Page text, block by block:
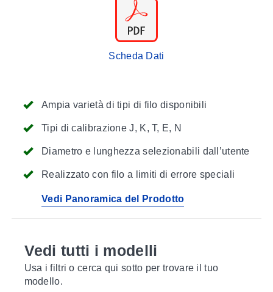
Ampia varietà di tipi di filo disponibili
Tipi di calibrazione J, K, T, E, N
Diametro e lunghezza selezionabili dall’utente
Realizzato con filo a limiti di errore speciali
Vedi Panoramica del Prodotto
Scheda Dati
Vedi tutti i modelli
Usa i filtri o cerca qui sotto per trovare il tuo
modello.